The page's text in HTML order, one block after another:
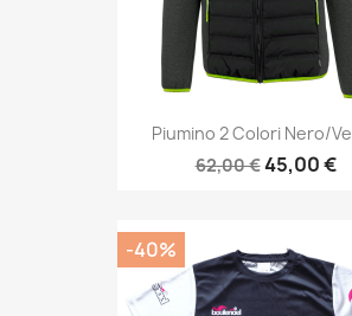
Piumino 2 Colori Nero/
62,00 €45,00 €
-40%